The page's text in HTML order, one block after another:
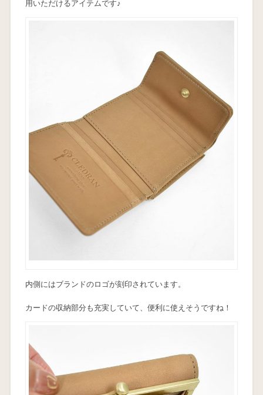
用いただけるアイテムです♪
内側にはブランドのロゴが刻印されています。
カードの収納部分も充実していて、便利に使えそうですね！